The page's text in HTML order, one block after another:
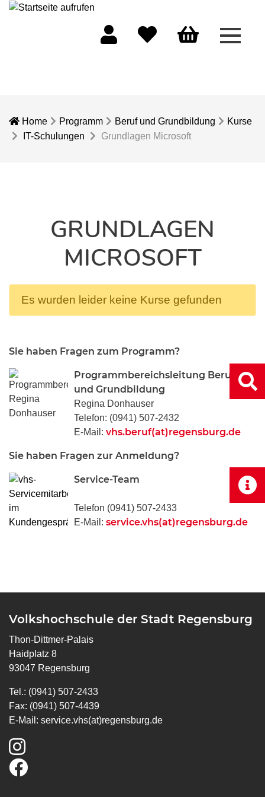
Menü
Home Programm Beruf und Grundbildung
Kurse
IT-Schulungen
Grundlagen Microsoft
GRUNDLAGEN
MICROSOFT
Es wurden leider keine Kurse gefunden
Sie haben Fragen zum Programm?
Programmbereichsleitung Beruf
und Grundbildung
Regina Donhauser
Telefon: (0941) 507-2432
E-Mail: vhs.beruf(at)regensburg.de
Sie haben Fragen zur Anmeldung?
Service-Team
Telefon (0941) 507-2433
E-Mail: service.vhs(at)regensburg.de
Volkshochschule der Stadt Regensburg
Thon-Dittmer-Palais
Haidplatz 8
93047 Regensburg
Tel.: (0941) 507-2433
Fax: (0941) 507-4439
E-Mail: service.vhs(at)regensburg.de